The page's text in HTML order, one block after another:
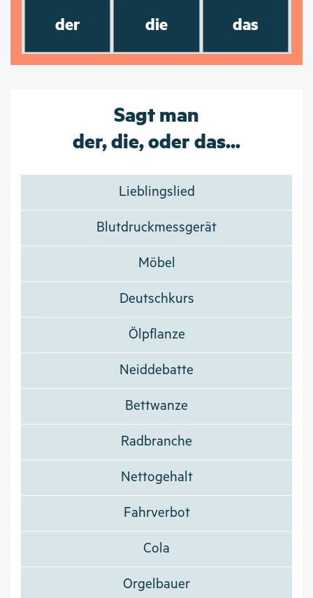
der die das
Sagt man
der, die, oder das...
Lieblingslied
Blutdruckmessgerät
Möbel
Deutschkurs
Ölpflanze
Neiddebatte
Bettwanze
Radbranche
Nettogehalt
Fahrverbot
Cola
Orgelbauer